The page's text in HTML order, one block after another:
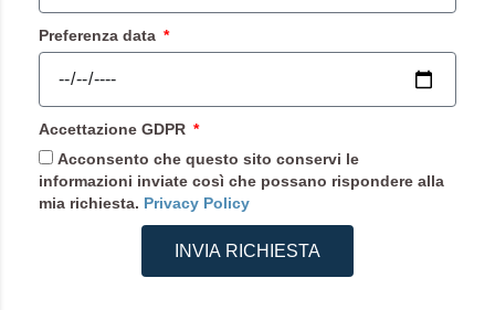
Preferenza data
Accettazione GDPR
Acconsento che questo sito conservi le
informazioni inviate così che possano rispondere alla
mia richiesta. Privacy Policy
INVIA RICHIESTA